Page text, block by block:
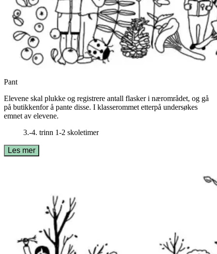
Pant
Elevene skal plukke og registrere antall flasker i nærområdet, og gå
på butikkenfor å pante disse. I klasserommet etterpå undersøkes
emnet av elevene.
3.-4. trinn 1-2 skoletimer
Les mer